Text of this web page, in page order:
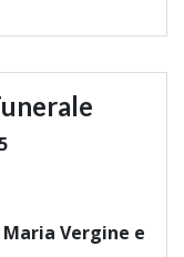
Vergine e